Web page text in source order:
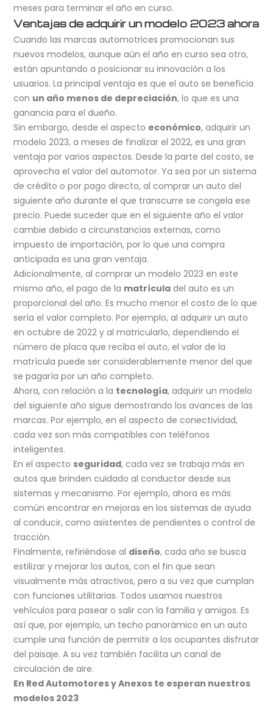
meses para terminar el año en curso.
Ventajas de adquirir un modelo 2023 ahora
Cuando las marcas automotrices promocionan sus
nuevos modelos, aunque aún el año en curso sea otro,
están apuntando a posicionar su innovación a los
usuarios. La principal ventaja es que el auto se beneficia
con un año menos de depreciación, lo que es una
ganancia para el dueño.
Sin embargo, desde el aspecto económico, adquirir un
modelo 2023, a meses de finalizar el 2022, es una gran
ventaja por varios aspectos. Desde la parte del costo, se
aprovecha el valor del automotor. Ya sea por un sistema
de crédito o por pago directo, al comprar un auto del
siguiente año durante el que transcurre se congela ese
precio. Puede suceder que en el siguiente año el valor
cambie debido a circunstancias externas, como
impuesto de importación, por lo que una compra
anticipada es una gran ventaja.
Adicionalmente, al comprar un modelo 2023 en este
mismo año, el pago de la matrícula del auto es un
proporcional del año. Es mucho menor el costo de lo que
sería el valor completo. Por ejemplo, al adquirir un auto
en octubre de 2022 y al matricularlo, dependiendo el
número de placa que reciba el auto, el valor de la
matrícula puede ser considerablemente menor del que
se pagaría por un año completo.
Ahora, con relación a la tecnología, adquirir un modelo
del siguiente año sigue demostrando los avances de las
marcas. Por ejemplo, en el aspecto de conectividad,
cada vez son más compatibles con teléfonos
inteligentes.
En el aspecto seguridad, cada vez se trabaja más en
autos que brinden cuidado al conductor desde sus
sistemas y mecanismo. Por ejemplo, ahora es más
común encontrar en mejoras en los sistemas de ayuda
al conducir, como asistentes de pendientes o control de
tracción.
Finalmente, refiriéndose al diseño, cada año se busca
estilizar y mejorar los autos, con el fin que sean
visualmente más atractivos, pero a su vez que cumplan
con funciones utilitarias. Todos usamos nuestros
vehículos para pasear o salir con la familia y amigos. Es
así que, por ejemplo, un techo panorámico en un auto
cumple una función de permitir a los ocupantes disfrutar
del paisaje. A su vez también facilita un canal de
circulación de aire.
En Red Automotores y Anexos te esperan nuestros
modelos 2023